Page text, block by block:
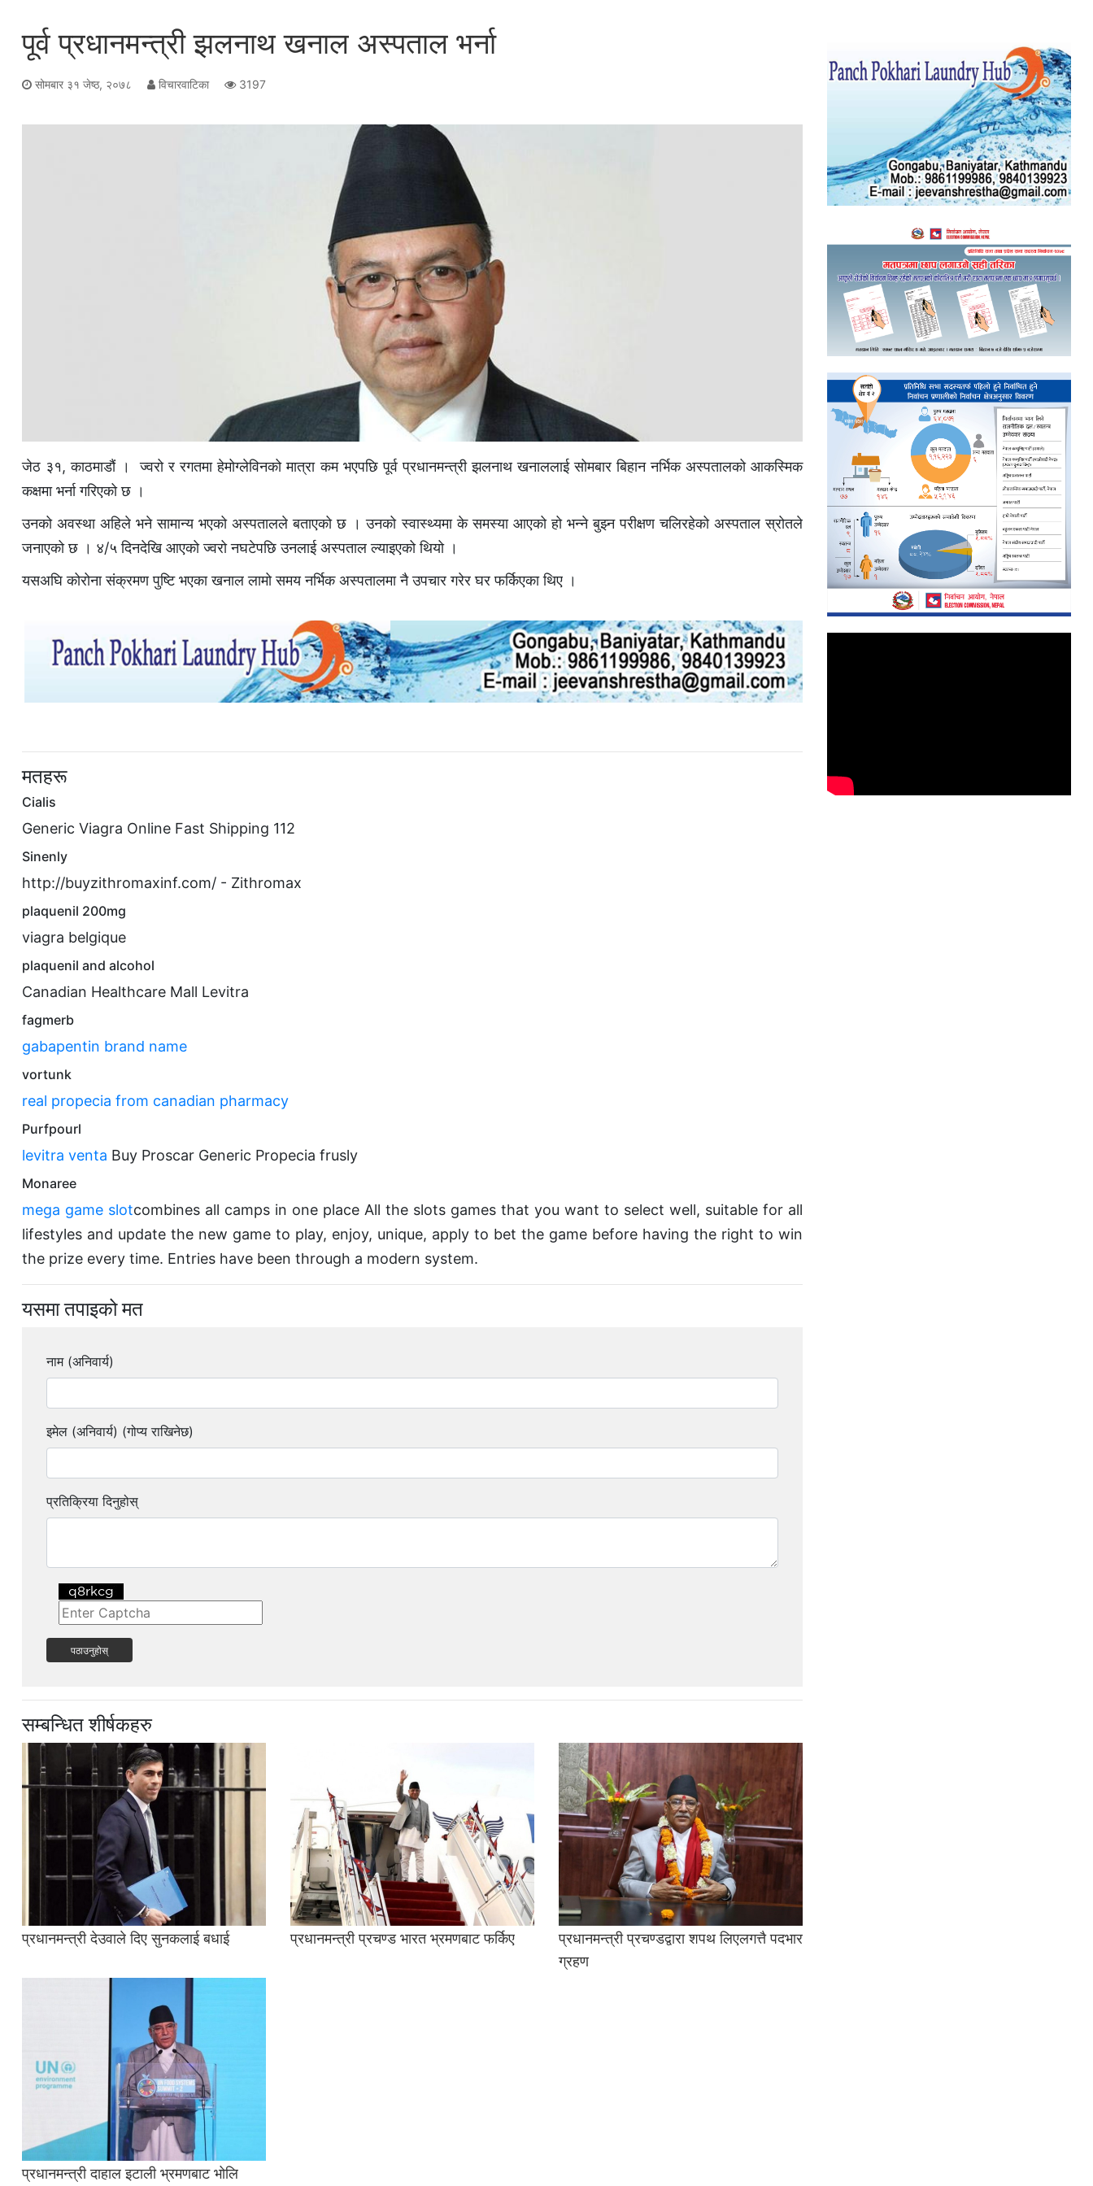
पूर्व प्रधानमन्त्री झलनाथ खनाल अस्पताल भर्ना
सोमबार ३१ जेष्ठ, २०७८ विचारवाटिका 3197
जेठ ३१, काठमाडौं । ज्वरो र रगतमा हेमोग्लेविनको मात्रा कम भएपछि पूर्व प्रधानमन्त्री झलनाथ खनाललाई सोमबार बिहान नर्भिक अस्पतालको आकस्मिक
कक्षमा भर्ना गरिएको छ ।
उनको अवस्था अहिले भने सामान्य भएको अस्पतालले बताएको छ । उनको स्वास्थ्यमा के समस्या आएको हो भन्ने बुझ्न परीक्षण चलिरहेको अस्पताल स्रोतले
जनाएको छ । ४/५ दिनदेखि आएको ज्वरो नघटेपछि उनलाई अस्पताल ल्याइएको थियो ।
यसअघि कोरोना संक्रमण पुष्टि भएका खनाल लामो समय नर्भिक अस्पतालमा नै उपचार गरेर घर फर्किएका थिए ।
मतहरू
Cialis
Generic Viagra Online Fast Shipping 112
Sinenly
http://buyzithromaxinf.com/ - Zithromax
plaquenil 200mg
viagra belgique
plaquenil and alcohol
Canadian Healthcare Mall Levitra
fagmerb
gabapentin brand name
vortunk
real propecia from canadian pharmacy
Purfpourl
levitra venta Buy Proscar Generic Propecia frusly
Monaree
mega game slotcombines all camps in one place All the slots games that you want to select well, suitable for all
lifestyles and update the new game to play, enjoy, unique, apply to bet the game before having the right to win
the prize every time. Entries have been through a modern system.
यसमा तपाइको मत
नाम (अनिवार्य)
इमेल (अनिवार्य) (गोप्य राखिनेछ)
प्रतिक्रिया दिनुहोस्
पठाउनुहोस्
सम्बन्धित शीर्षकहरु
प्रधानमन्त्री देउवाले दिए सुनकलाई बधाई प्रधानमन्त्री प्रचण्ड भारत भ्रमणबाट फर्किए
प्रधानमन्त्री प्रचण्डद्वारा शपथ लिएलगत्तै पदभार
ग्रहण
प्रधानमन्त्री दाहाल इटाली भ्रमणबाट भोलि